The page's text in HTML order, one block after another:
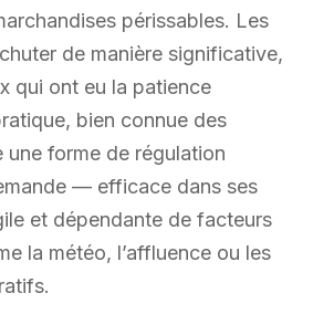
périssables. Les
de manière significative,
qui ont eu la patience
bien connue des
une forme de régulation
— efficace dans ses
et dépendante de facteurs
la météo, l’affluence ou les